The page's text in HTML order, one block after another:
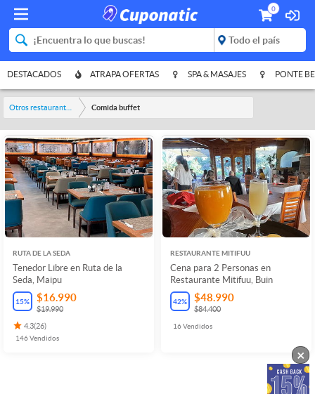
0
DESTACADOS ATRAPA OFERTAS SPA & MASAJES PONTE
Comida buffet
RUTA DE LA SEDA
Tenedor Libre en Ruta de la
Seda, Maipu
15% $16.990
$19.990
4.3(26)
146Vendidos
RESTAURANTE MITIFUU
Cena para 2 Personas en
Restaurante Mitifuu, Buin
42% $48.990
$84.400
16Vendidos
×